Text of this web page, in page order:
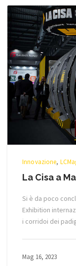
Innovazione,
La Cisa a
Si è da poco
Exhibition
i corridoi dei
Mag 16, 2023